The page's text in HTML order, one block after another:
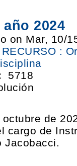
2024
on Mar, 10/
:
5718
de
cargo de